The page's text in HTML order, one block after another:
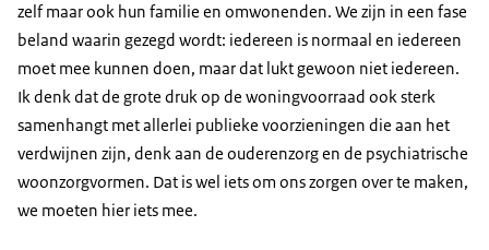
zelf maar ook hun familie en omwonenden. We zijn in een fase
beland waarin gezegd wordt: iedereen is normaal en iedereen
moet mee kunnen doen, maar dat lukt gewoon niet iedereen.
Ik denk dat de grote druk op de woningvoorraad ook sterk
samenhangt met allerlei publieke voorzieningen die aan het
verdwijnen zijn, denk aan de ouderenzorg en de psychiatrische
woonzorgvormen. Dat is wel iets om ons zorgen over te maken,
we moeten hier iets mee.